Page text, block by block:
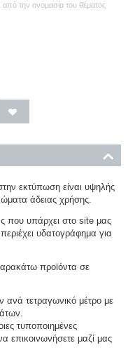
από την ονομασία του θέματος
εκτύπωση είναι υψηλής
άδειας χρήσης.
που υπάρχει στο site μας
υδατογράφημα για
προϊόντα σε
ανά τετραγωνικό μέτρο με
τυποποιημένες
επικοινωνήσετε μαζί μας